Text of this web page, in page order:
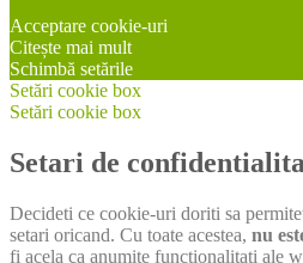
Acceptare cookie-uri
Citește mai mult
Schimbă setările
Setări cookie box
Setări cookie box
Setari de
Decideti ce cookie-uri doriti sa
setari oricand. Cu toate acestea, nu
fi acela ca anumite functionalitati ale